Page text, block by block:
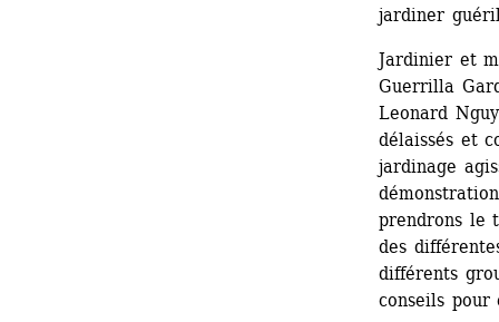
jardiner
Jardinier et
Guerrilla
Leonard
délaissés et
jardinage
prendrons le
des
différents
conseils pour